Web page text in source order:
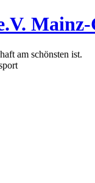
am schönsten ist.